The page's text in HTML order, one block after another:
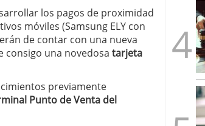
los pagos de proximidad
móviles (Samsung ELY con
de contar con una nueva
consigo una novedosa tarjeta
previamente
Punto de Venta del